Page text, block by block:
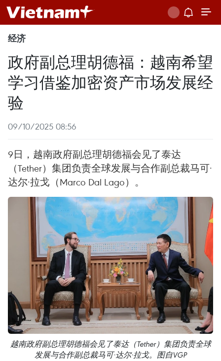
经济
政府副总理胡德福：越南希望
学习借鉴加密资产市场发展经
验
09/10/2025 08:56
9日，越南政府副总理胡德福会见了泰达
（Tether）集团负责全球发展与合作副总裁马可·
达尔·拉戈（Marco Dal Lago）。
越南政府副总理胡德福会见了泰达（Tether）集团负责全球
发展与合作副总裁马可·达尔·拉戈。图自VGP